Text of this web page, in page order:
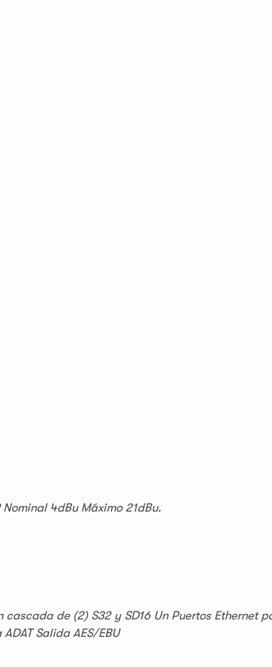
4dBu Máximo 21dBu.
cascada de (2) S32 y SD16 Un Puertos
Salida AES/EBU